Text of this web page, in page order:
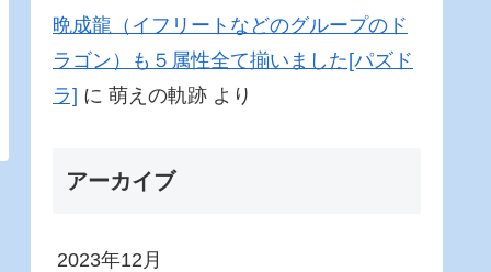
晩成龍（イフリートなどのグループのド
ラゴン）も５属性全て揃いました[パズド
ラ] に 萌えの軌跡 より
アーカイブ
2023年12月